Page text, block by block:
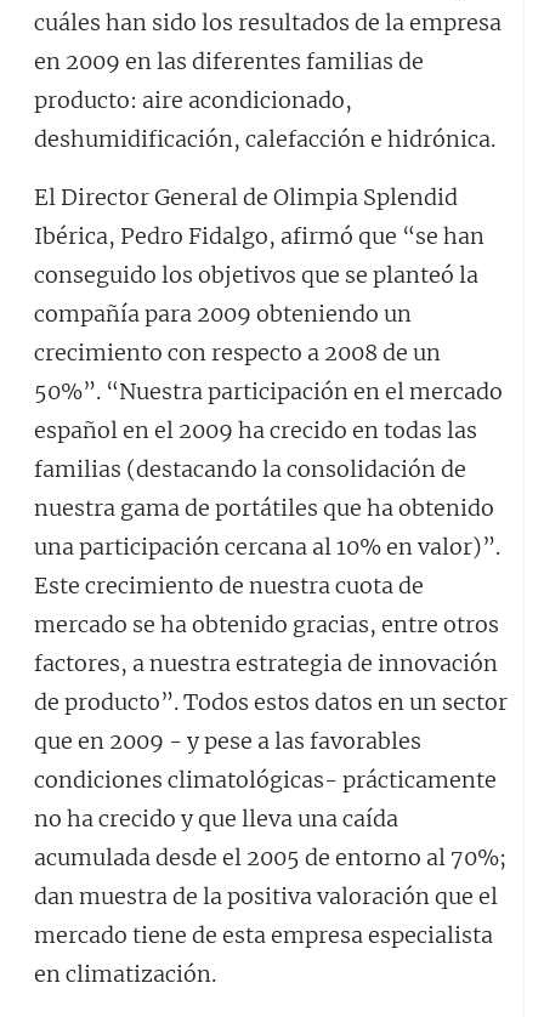
cuáles han sido los resultados de la empresa
en 2009 en las diferentes familias de
producto: aire acondicionado,
deshumidificación, calefacción e hidrónica.
El Director General de Olimpia Splendid
Ibérica, Pedro Fidalgo, afirmó que “se han
conseguido los objetivos que se planteó la
compañía para 2009 obteniendo un
crecimiento con respecto a 2008 de un
50%”. “Nuestra participación en el mercado
español en el 2009 ha crecido en todas las
familias (destacando la consolidación de
nuestra gama de portátiles que ha obtenido
una participación cercana al 10% en valor)”.
Este crecimiento de nuestra cuota de
mercado se ha obtenido gracias, entre otros
factores, a nuestra estrategia de innovación
de producto”. Todos estos datos en un sector
que en 2009 - y pese a las favorables
condiciones climatológicas- prácticamente
no ha crecido y que lleva una caída
acumulada desde el 2005 de entorno al 70%;
dan muestra de la positiva valoración que el
mercado tiene de esta empresa especialista
en climatización.